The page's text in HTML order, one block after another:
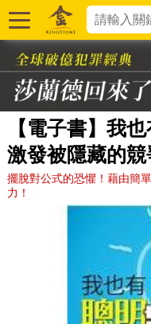
【電子書】我
激發被隱藏的競
擺脫對公式的恐懼！藉由簡
力！